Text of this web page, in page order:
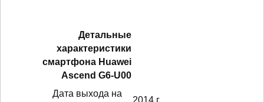
Детальные
характеристики
смартфонa Huawei
Ascend G6-U00
Дата выхода на
2014 г.